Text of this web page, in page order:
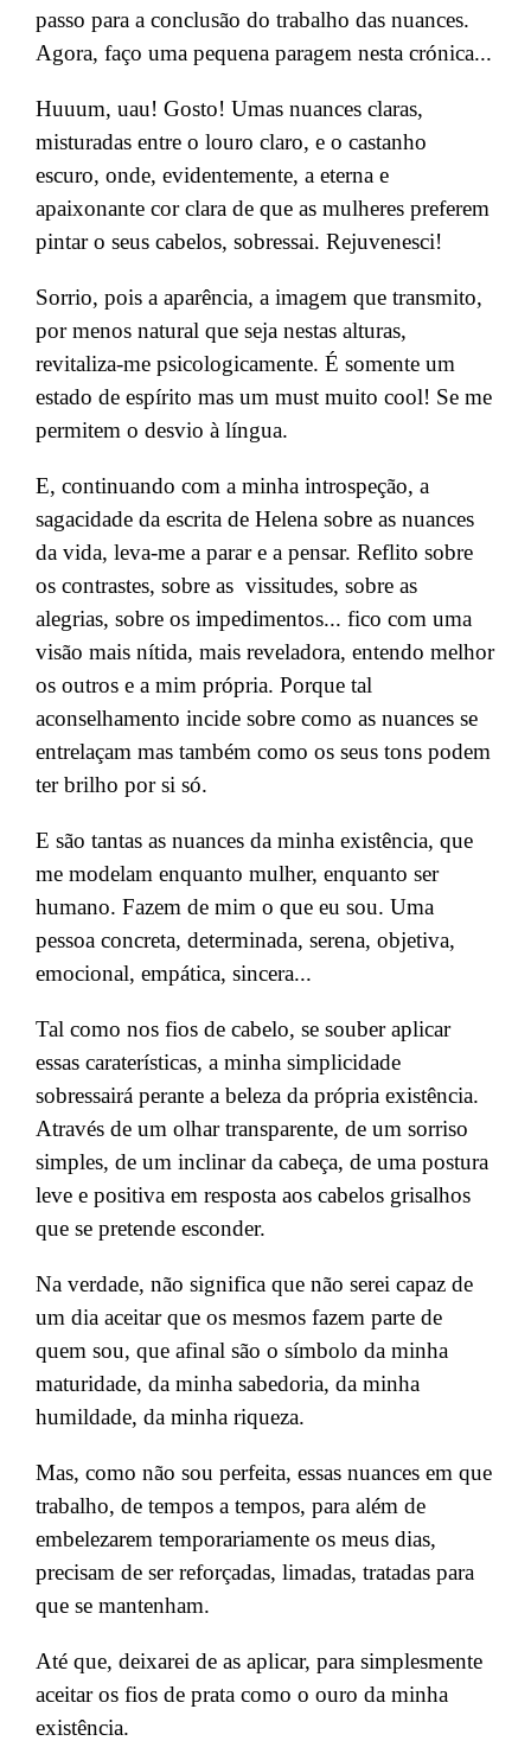
passo para a conclusão do trabalho das nuances.
Agora, faço uma pequena paragem nesta crónica...
Huuum, uau! Gosto! Umas nuances claras,
misturadas entre o louro claro, e o castanho
escuro, onde, evidentemente, a eterna e
apaixonante cor clara de que as mulheres preferem
pintar o seus cabelos, sobressai. Rejuvenesci!
Sorrio, pois a aparência, a imagem que transmito,
por menos natural que seja nestas alturas,
revitaliza-me psicologicamente. É somente um
estado de espírito mas um must muito cool! Se me
permitem o desvio à língua.
E, continuando com a minha introspeção, a
sagacidade da escrita de Helena sobre as nuances
da vida, leva-me a parar e a pensar. Reflito sobre
os contrastes, sobre as vissitudes, sobre as
alegrias, sobre os impedimentos... fico com uma
visão mais nítida, mais reveladora, entendo melhor
os outros e a mim própria. Porque tal
aconselhamento incide sobre como as nuances se
entrelaçam mas também como os seus tons podem
ter brilho por si só.
E são tantas as nuances da minha existência, que
me modelam enquanto mulher, enquanto ser
humano. Fazem de mim o que eu sou. Uma
pessoa concreta, determinada, serena, objetiva,
emocional, empática, sincera...
Tal como nos fios de cabelo, se souber aplicar
essas caraterísticas, a minha simplicidade
sobressairá perante a beleza da própria existência.
Através de um olhar transparente, de um sorriso
simples, de um inclinar da cabeça, de uma postura
leve e positiva em resposta aos cabelos grisalhos
que se pretende esconder.
Na verdade, não significa que não serei capaz de
um dia aceitar que os mesmos fazem parte de
quem sou, que afinal são o símbolo da minha
maturidade, da minha sabedoria, da minha
humildade, da minha riqueza.
Mas, como não sou perfeita, essas nuances em que
trabalho, de tempos a tempos, para além de
embelezarem temporariamente os meus dias,
precisam de ser reforçadas, limadas, tratadas para
que se mantenham.
Até que, deixarei de as aplicar, para simplesmente
aceitar os fios de prata como o ouro da minha
existência.